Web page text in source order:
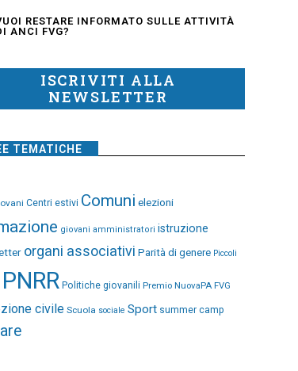
RESTARE INFORMATO SULLE ATTIVITÀ
ANCI FVG?
ISCRIVITI ALLA
NEWSLETTER
TEMATICHE
Centri estivi Comuni elezioni
giovani amministratori istruzione
organi associativi Parità di genere Piccoli
PNRR Politiche giovanili Premio NuovaPA FVG
civile Scuola sociale Sport summer camp